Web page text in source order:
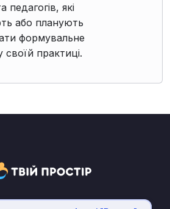
педагогів, які
або планують
формувальне
своїй практиці.